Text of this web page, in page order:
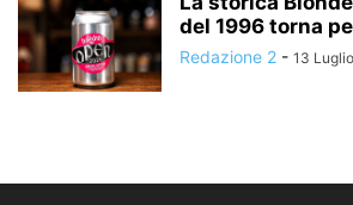
del 1996 torna
Redazione 2 - 13